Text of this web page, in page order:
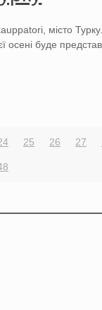
місто
осені буде
25 26 27